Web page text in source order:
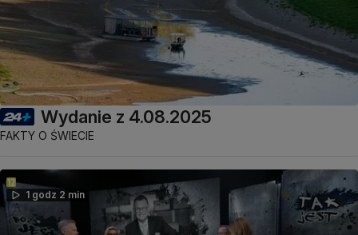
Wydanie z 4.08.2025
FAKTY O ŚWIECIE
1 godz 2 min